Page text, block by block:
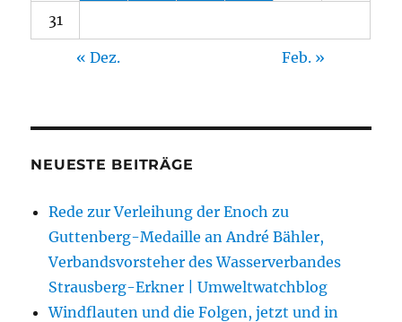
31
« Dez. Feb. »
NEUESTE BEITRÄGE
Rede zur Verleihung der Enoch zu
Guttenberg-Medaille an André Bähler,
Verbandsvorsteher des Wasserverbandes
Strausberg-Erkner | Umweltwatchblog
Windflauten und die Folgen, jetzt und in